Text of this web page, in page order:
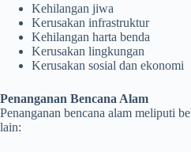
Kehilangan jiwa
Kerusakan infrastruktur
Kehilangan harta benda
Kerusakan lingkungan
Kerusakan sosial dan ekonomi
Penanganan Bencana Alam
Penanganan bencana alam meliputi
lain: